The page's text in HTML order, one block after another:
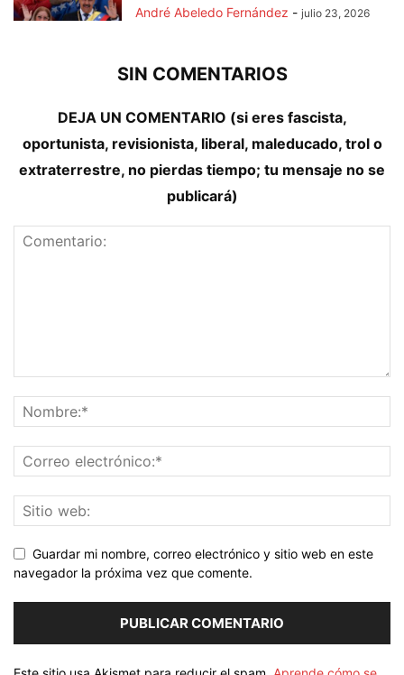
André Abeledo Fernández - julio 23, 2026
SIN COMENTARIOS
DEJA UN COMENTARIO (si eres fascista,
oportunista, revisionista, liberal, maleducado, trol o
extraterrestre, no pierdas tiempo; tu mensaje no se
publicará)
Guardar mi nombre, correo electrónico y sitio web en este
navegador la próxima vez que comente.